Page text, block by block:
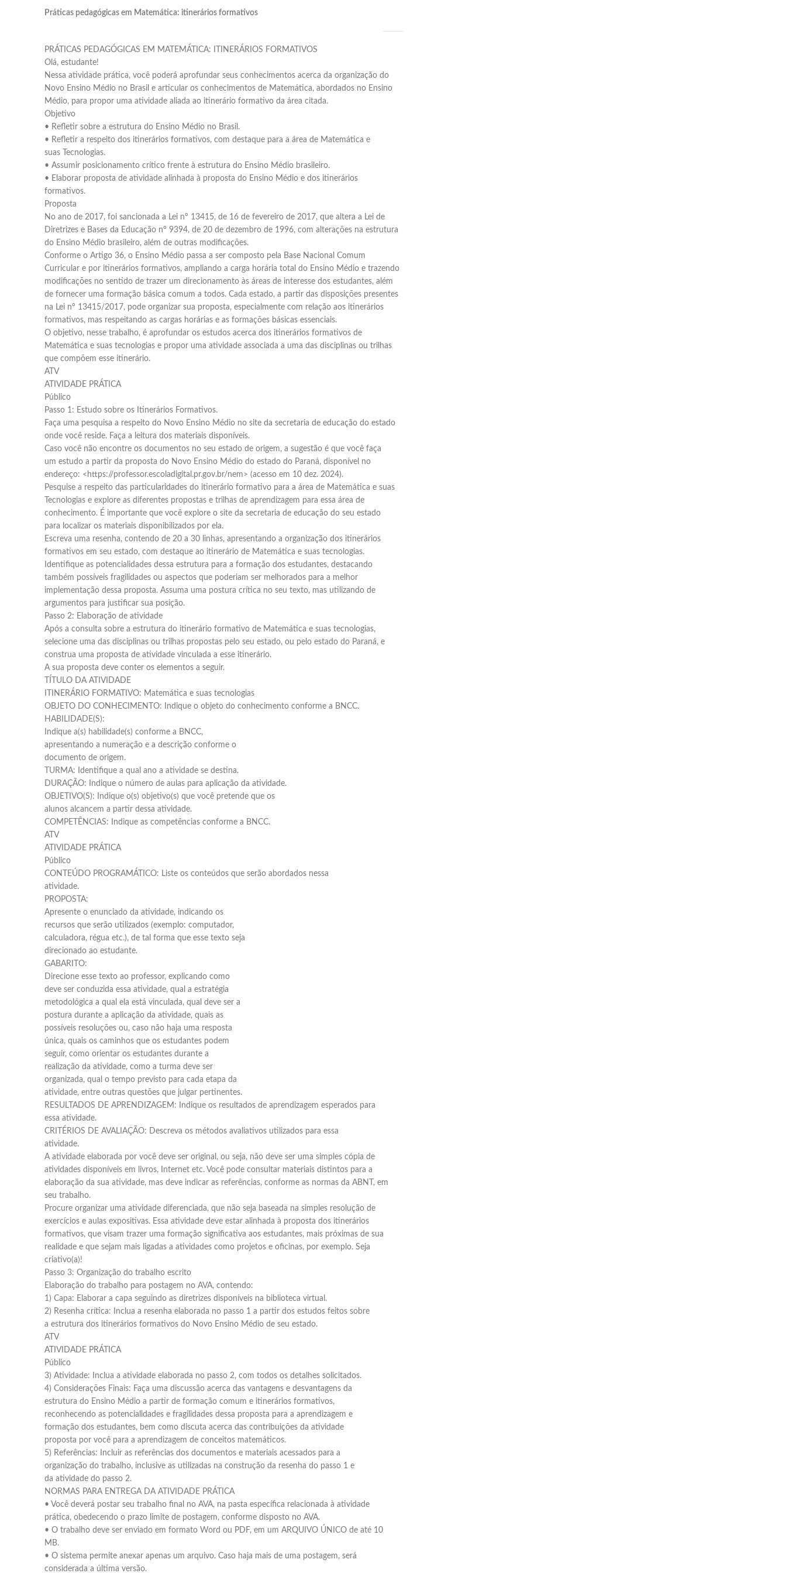
Práticas pedagógicas em Matemática: itinerários formativos
PRÁTICAS PEDAGÓGICAS EM MATEMÁTICA: ITINERÁRIOS FORMATIVOS
Olá, estudante!
Nessa atividade prática, você poderá aprofundar seus conhecimentos acerca da organização do
Novo Ensino Médio no Brasil e articular os conhecimentos de Matemática, abordados no Ensino
Médio, para propor uma atividade aliada ao itinerário formativo da área citada.
Objetivo
• Refletir sobre a estrutura do Ensino Médio no Brasil.
• Refletir a respeito dos itinerários formativos, com destaque para a área de Matemática e
suas Tecnologias.
• Assumir posicionamento crítico frente à estrutura do Ensino Médio brasileiro.
• Elaborar proposta de atividade alinhada à proposta do Ensino Médio e dos itinerários
formativos.
Proposta
No ano de 2017, foi sancionada a Lei nº 13415, de 16 de fevereiro de 2017, que altera a Lei de
Diretrizes e Bases da Educação nº 9394, de 20 de dezembro de 1996, com alterações na estrutura
do Ensino Médio brasileiro, além de outras modificações.
Conforme o Artigo 36, o Ensino Médio passa a ser composto pela Base Nacional Comum
Curricular e por itinerários formativos, ampliando a carga horária total do Ensino Médio e trazendo
modificações no sentido de trazer um direcionamento às áreas de interesse dos estudantes, além
de fornecer uma formação básica comum a todos. Cada estado, a partir das disposições presentes
na Lei nº 13415/2017, pode organizar sua proposta, especialmente com relação aos itinerários
formativos, mas respeitando as cargas horárias e as formações básicas essenciais.
O objetivo, nesse trabalho, é aprofundar os estudos acerca dos itinerários formativos de
Matemática e suas tecnologias e propor uma atividade associada a uma das disciplinas ou trilhas
que compõem esse itinerário.
ATV
ATIVIDADE PRÁTICA
Público
Passo 1: Estudo sobre os Itinerários Formativos.
Faça uma pesquisa a respeito do Novo Ensino Médio no site da secretaria de educação do estado
onde você reside. Faça a leitura dos materiais disponíveis.
Caso você não encontre os documentos no seu estado de origem, a sugestão é que você faça
um estudo a partir da proposta do Novo Ensino Médio do estado do Paraná, disponível no
endereço: <https://professor.escoladigital.pr.gov.br/nem> (acesso em 10 dez. 2024).
Pesquise a respeito das particularidades do itinerário formativo para a área de Matemática e suas
Tecnologias e explore as diferentes propostas e trilhas de aprendizagem para essa área de
conhecimento. É importante que você explore o site da secretaria de educação do seu estado
para localizar os materiais disponibilizados por ela.
Escreva uma resenha, contendo de 20 a 30 linhas, apresentando a organização dos itinerários
formativos em seu estado, com destaque ao itinerário de Matemática e suas tecnologias.
Identifique as potencialidades dessa estrutura para a formação dos estudantes, destacando
também possíveis fragilidades ou aspectos que poderiam ser melhorados para a melhor
implementação dessa proposta. Assuma uma postura crítica no seu texto, mas utilizando de
argumentos para justificar sua posição.
Passo 2: Elaboração de atividade
Após a consulta sobre a estrutura do itinerário formativo de Matemática e suas tecnologias,
selecione uma das disciplinas ou trilhas propostas pelo seu estado, ou pelo estado do Paraná, e
construa uma proposta de atividade vinculada a esse itinerário.
A sua proposta deve conter os elementos a seguir.
TÍTULO DA ATIVIDADE
ITINERÁRIO FORMATIVO: Matemática e suas tecnologias
OBJETO DO CONHECIMENTO: Indique o objeto do conhecimento conforme a BNCC.
HABILIDADE(S):
Indique a(s) habilidade(s) conforme a BNCC,
apresentando a numeração e a descrição conforme o
documento de origem.
TURMA: Identifique a qual ano a atividade se destina.
DURAÇÃO: Indique o número de aulas para aplicação da atividade.
OBJETIVO(S): Indique o(s) objetivo(s) que você pretende que os
alunos alcancem a partir dessa atividade.
COMPETÊNCIAS: Indique as competências conforme a BNCC.
ATV
ATIVIDADE PRÁTICA
Público
CONTEÚDO PROGRAMÁTICO: Liste os conteúdos que serão abordados nessa
atividade.
PROPOSTA:
Apresente o enunciado da atividade, indicando os
recursos que serão utilizados (exemplo: computador,
calculadora, régua etc.), de tal forma que esse texto seja
direcionado ao estudante.
GABARITO:
Direcione esse texto ao professor, explicando como
deve ser conduzida essa atividade, qual a estratégia
metodológica a qual ela está vinculada, qual deve ser a
postura durante a aplicação da atividade, quais as
possíveis resoluções ou, caso não haja uma resposta
única, quais os caminhos que os estudantes podem
seguir, como orientar os estudantes durante a
realização da atividade, como a turma deve ser
organizada, qual o tempo previsto para cada etapa da
atividade, entre outras questões que julgar pertinentes.
RESULTADOS DE APRENDIZAGEM: Indique os resultados de aprendizagem esperados para
essa atividade.
CRITÉRIOS DE AVALIAÇÃO: Descreva os métodos avaliativos utilizados para essa
atividade.
A atividade elaborada por você deve ser original, ou seja, não deve ser uma simples cópia de
atividades disponíveis em livros, Internet etc. Você pode consultar materiais distintos para a
elaboração da sua atividade, mas deve indicar as referências, conforme as normas da ABNT, em
seu trabalho.
Procure organizar uma atividade diferenciada, que não seja baseada na simples resolução de
exercícios e aulas expositivas. Essa atividade deve estar alinhada à proposta dos itinerários
formativos, que visam trazer uma formação significativa aos estudantes, mais próximas de sua
realidade e que sejam mais ligadas a atividades como projetos e oficinas, por exemplo. Seja
criativo(a)!
Passo 3: Organização do trabalho escrito
Elaboração do trabalho para postagem no AVA, contendo:
1) Capa: Elaborar a capa seguindo as diretrizes disponíveis na biblioteca virtual.
2) Resenha crítica: Inclua a resenha elaborada no passo 1 a partir dos estudos feitos sobre
a estrutura dos itinerários formativos do Novo Ensino Médio de seu estado.
ATV
ATIVIDADE PRÁTICA
Público
3) Atividade: Inclua a atividade elaborada no passo 2, com todos os detalhes solicitados.
4) Considerações Finais: Faça uma discussão acerca das vantagens e desvantagens da
estrutura do Ensino Médio a partir de formação comum e itinerários formativos,
reconhecendo as potencialidades e fragilidades dessa proposta para a aprendizagem e
formação dos estudantes, bem como discuta acerca das contribuições da atividade
proposta por você para a aprendizagem de conceitos matemáticos.
5) Referências: Incluir as referências dos documentos e materiais acessados para a
organização do trabalho, inclusive as utilizadas na construção da resenha do passo 1 e
da atividade do passo 2.
NORMAS PARA ENTREGA DA ATIVIDADE PRÁTICA
• Você deverá postar seu trabalho final no AVA, na pasta específica relacionada à atividade
prática, obedecendo o prazo limite de postagem, conforme disposto no AVA.
• O trabalho deve ser enviado em formato Word ou PDF, em um ARQUIVO ÚNICO de até 10
MB.
• O sistema permite anexar apenas um arquivo. Caso haja mais de uma postagem, será
considerada a última versão.
Elaboramos os portfólios